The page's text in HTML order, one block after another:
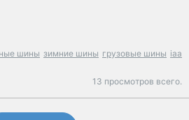
шины зимние шины грузовые шины iaa
13 просмотров всего.